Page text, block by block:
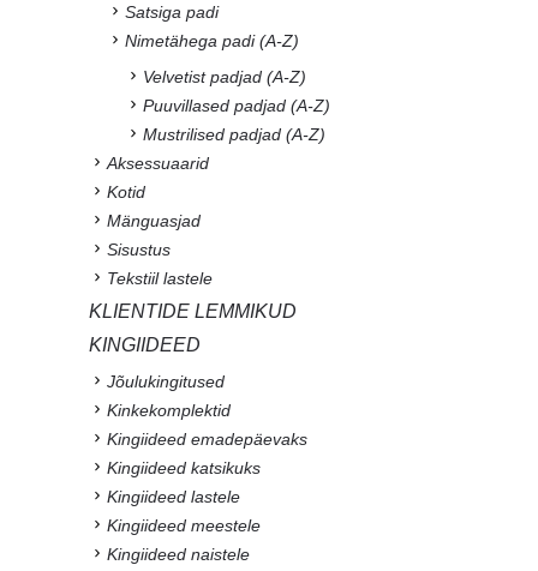
Satsiga padi
Nimetähega padi (A-Z)
Velvetist padjad (A-Z)
Puuvillased padjad (A-Z)
Mustrilised padjad (A-Z)
Aksessuaarid
Kotid
Mänguasjad
Sisustus
Tekstiil lastele
KLIENTIDE LEMMIKUD
KINGIIDEED
Jõulukingitused
Kinkekomplektid
Kingiideed emadepäevaks
Kingiideed katsikuks
Kingiideed lastele
Kingiideed meestele
Kingiideed naistele